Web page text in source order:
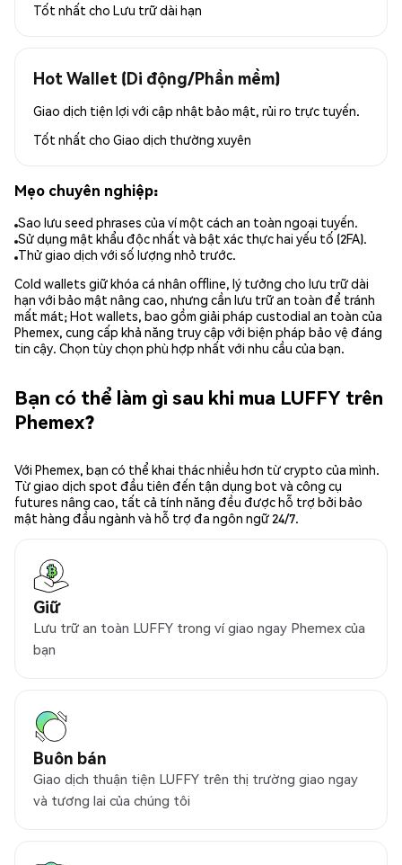
Tốt nhất cho Lưu trữ dài hạn
Hot Wallet (Di động/Phần mềm)
Giao dịch tiện lợi với cập nhật bảo mật, rủi ro trực tuyến.
Tốt nhất cho Giao dịch thường xuyên
Mẹo chuyên nghiệp:
Sao lưu seed phrases của ví một cách an toàn ngoại tuyến.
Sử dụng mật khẩu độc nhất và bật xác thực hai yếu tố (2FA).
Thử giao dịch với số lượng nhỏ trước.
Cold wallets giữ khóa cá nhân offline, lý tưởng cho lưu trữ dài
hạn với bảo mật nâng cao, nhưng cần lưu trữ an toàn để tránh
mất mát; Hot wallets, bao gồm giải pháp custodial an toàn của
Phemex, cung cấp khả năng truy cập với biện pháp bảo vệ đáng
tin cậy. Chọn tùy chọn phù hợp nhất với nhu cầu của bạn.
Bạn có thể làm gì sau khi mua LUFFY trên
Phemex?
Với Phemex, bạn có thể khai thác nhiều hơn từ crypto của mình.
Từ giao dịch spot đầu tiên đến tận dụng bot và công cụ
futures nâng cao, tất cả tính năng đều được hỗ trợ bởi bảo
mật hàng đầu ngành và hỗ trợ đa ngôn ngữ 24/7.
Giữ
Lưu trữ an toàn LUFFY trong ví giao ngay Phemex của
bạn
Buôn bán
Giao dịch thuận tiện LUFFY trên thị trường giao ngay
và tương lai của chúng tôi